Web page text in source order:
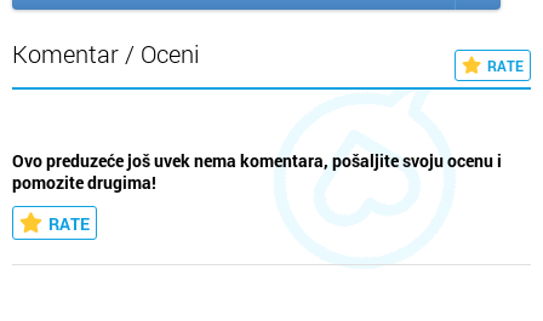
Komentar / Oceni RATE
Ovo preduzeće još uvek nema komentara, pošaljite svoju ocenu i
pomozite drugima!
RATE